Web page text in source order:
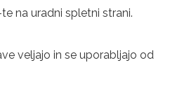
na uradni spletni strani.
veljajo in se uporabljajo od